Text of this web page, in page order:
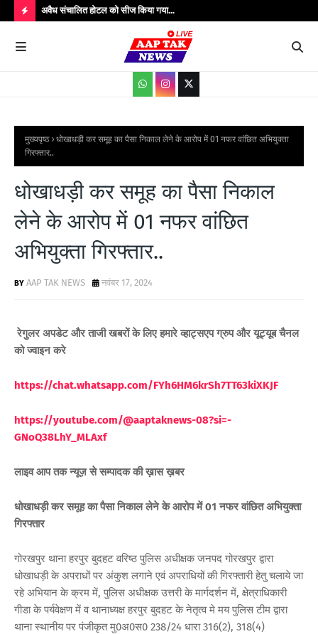
O
S
S
श्री अवैध संचालित होटल को सीज किया गया...
मुख्यपृष्ठ
धोखाधड़ी कर समूह का पैसा निकाल लेने के आरोप में 01 नफर वांछित अभियुक्ता
गिरफ्तार..
धोखाधड़ी कर समूह का पैसा निकाल
लेने के आरोप में 01 नफर वांछित
अभियुक्ता गिरफ्तार..
AAP TAK NEWS नवंबर 17, 2024
रेगुलर अपडेट और ताजी खबरों के लिए हमारे व्हाट्सएप ग्रुप और यूट्यूब चैनल
को ज्वाइन करे
https://chat.whatsapp.com/FYh6HM6krSh7TT63kiXKJF
https://youtube.com/@aaptaknews-08?si=-
GNoQ38LhY_MLAxf
लाइव आप तक न्यूज़ से सम्पादक की ख़ास ख़बर
धोखाधड़ी कर समूह का पैसा निकाल लेने के आरोप में 01 नफर वांछित अभियुक्ता
गिरफ्तार
गोरखपुर थाना हरपुर बुदहट वरिष्ठ पुलिस अधीक्षक जनपद गोरखपुर द्वारा
धोखाधड़ी के अपराधों पर अंकुश लगाने एवं अपराधियों की गिरफ्तारी हेतु चलाये जा
रहे अभियान के क्रम में, पुलिस अधीक्षक उत्तरी के मार्गदर्शन में, क्षेत्राधिकारी
गीडा के पर्यवेक्षण में व थानाध्यक्ष हरपुर बुदहट के नेतृत्व मे मय पुलिस टीम द्वारा
थाना स्थानीय पर पंजीकृत मु0अ0स0 238/24 धारा 316(2), 318(4)